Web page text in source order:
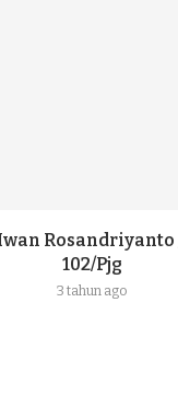
102/Pjg
3 tahun ago